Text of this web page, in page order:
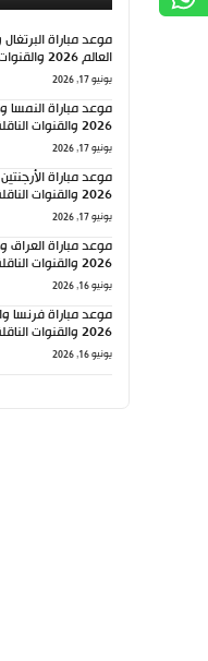
موعد مباراة
العالم 2026 والقنوات الناقلة
يونيو 17, 2026
موعد مباراة النمسا
2026 والقنوات الناقلة
يونيو 17, 2026
موعد مباراة
2026 والقنوات الناقلة
يونيو 17, 2026
موعد مباراة العراق
2026 والقنوات الناقلة
يونيو 16, 2026
موعد مباراة فرنسا
2026 والقنوات الناقلة
يونيو 16, 2026